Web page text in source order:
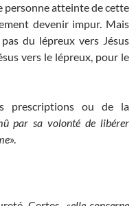
atteinte de cette
devenir impur. Mais
du lépreux vers Jésus
vers le lépreux, pour le
prescriptions ou de la
par sa volonté de libérer
».